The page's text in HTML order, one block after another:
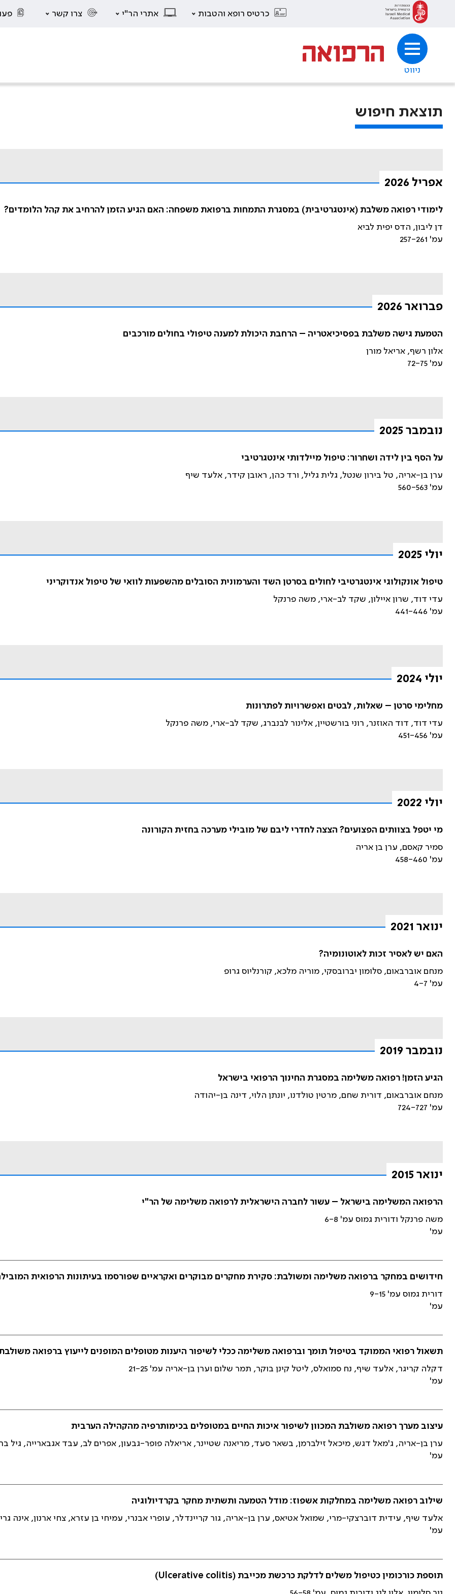
כרטיס רופא והטבות אתרי הר"י צרו קשר
ניווט
תוצאת חיפוש
אפריל 2026
לימודי רפואה משלבת (אינטגרטיבית) במסגרת התמחות ברפואת משפחה: האם הגיע הזמן להרחיב את קהל הלומדים?
דן ליבון, הדס יפית לביא
עמ' 257-261
פברואר 2026
הטמעת גישה משלבת בפסיכיאטריה – הרחבת היכולת למענה טיפולי בחולים מורכבים
אלון רשף, אריאל מורן
עמ' 72-75
נובמבר 2025
על הסף בין לידה ושחרור: טיפול מיילדותי אינטגרטיבי
ערן בן-אריה, טל בירון שנטל, גלית גליל, ורד כהן, ראובן קידר, אלעד שיף
עמ' 560-563
יולי 2025
טיפול אונקולוגי אינטגרטיבי לחולים בסרטן השד והערמונית הסובלים מהשפעות לוואי של טיפול אנדוקריני
עדי דוד, שרון איילון, שקד לב-ארי, משה פרנקל
עמ' 441-446
יולי 2024
מחלימי סרטן – שאלות, לבטים ואפשרויות לפתרונות
עדי דוד, דוד האוזנר, רוני בורשטיין, אלינור לבנברג, שקד לב-ארי, משה פרנקל
עמ' 451-456
יולי 2022
מי יטפל בצוותים הפצועים? הצצה לחדרי ליבם של מובילי מערכה בחזית הקורונה
סמיר קאסם, ערן בן אריה
עמ' 458-460
ינואר 2021
האם יש לאסיר זכות לאוטונומיה?
מנחם אוברבאום, סלומון יברובסקי, מוריה מלכא, קורנליוס גרופ
עמ' 4-7
נובמבר 2019
הגיע הזמן! רפואה משלימה במסגרת החינוך הרפואי בישראל
מנחם אוברבאום, דורית שחם, מרטין טולדנו, יונתן הלוי, דינה בן-יהודה
עמ' 724-727
ינואר 2015
הרפואה המשלימה בישראל – עשור לחברה הישראלית לרפואה משלימה של הר"י
משה פרנקל ודורית גמוס עמ' 6-8
עמ'
חידושים במחקר ברפואה משלימה ומשולבת: סקירת מחקרים מבוקרים ואקראיים שפורסמו בעיתונות הרפואית המובילה בין
דורית גמוס עמ' 9-15
עמ'
תשאול רפואי הממוקד בטיפול תומך וברפואה משלימה ככלי לשיפור היענות מטופלים המופנים לייעוץ ברפואה
דקלה קריגר, אלעד שיף, נח סמואלס, ליטל קינן בוקר, תמר שלום וערן בן-אריה עמ' 21-25
עמ'
עיצוב מערך רפואה משולבת המכוון לשיפור איכות החיים במטופלים בכימותרפיה מהקהילה הערבית
ערן בן-אריה, ג'מאל דגש, מיכאל זילברמן, בשאר סעד, מריאנה שטיינר, אריאלה פופר-גבעון, אפרים לב, עבד אגבארייה, גיל בר
עמ'
שילוב רפואה משלימה במחלקות אשפוז: מודל הטמעה ותשתית מחקר בקרדיולוגיה
אלעד שיף, עידית דוברצקי-מרי, שמואל אטיאס, ערן בן-אריה, גור קריינדלר, עופרי אבנרי, עמיחי בן עזרא, צחי ארנון, אינה גרינברג
עמ'
תוספת כורכומין כטיפול משלים לדלקת כרכשת מכייבת (Ulcerative colitis)